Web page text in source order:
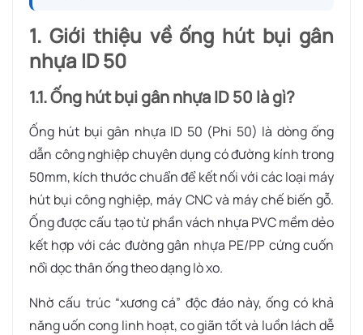
1. Giới thiệu về ống hút bụi gân
nhựa ID 50
1.1. Ống hút bụi gân nhựa ID 50 là gì?
Ống hút bụi gân nhựa ID 50 (Phi 50) là dòng ống
dẫn công nghiệp chuyên dụng có đường kính trong
50mm, kích thước chuẩn để kết nối với các loại máy
hút bụi công nghiệp, máy CNC và máy chế biến gỗ.
Ống được cấu tạo từ phần vách nhựa PVC mềm dẻo
kết hợp với các đường gân nhựa PE/PP cứng cuốn
nổi dọc thân ống theo dạng lò xo.
Nhờ cấu trúc “xương cá” độc đáo này, ống có khả
năng uốn cong linh hoạt, co giãn tốt và luồn lách dễ